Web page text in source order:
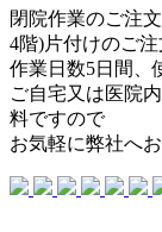
閉院作業のご注
4階)片付けのご注
作業日数5日間、
ご自宅又は医院
料ですので
お気軽に弊社へ